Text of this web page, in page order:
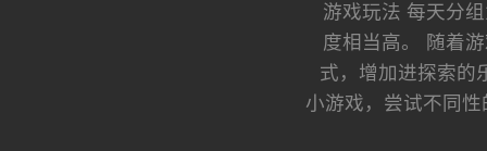
游戏玩法 每天分
度相当高。 随着
式，增加进探索的
小游戏，尝试不同